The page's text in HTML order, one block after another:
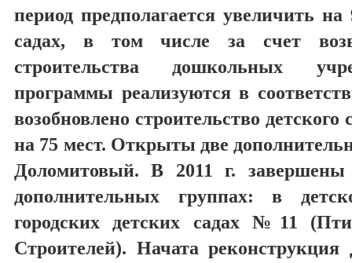
период предполагается увеличить
садах, в том числе за счет
строительства дошкольных
программы реализуются в
возобновлено строительство детского
на 75 мест. Открыты две
Доломитовый. В 2011 г.
дополнительных группах: в
городских детских садах №11
Строителей). Начата